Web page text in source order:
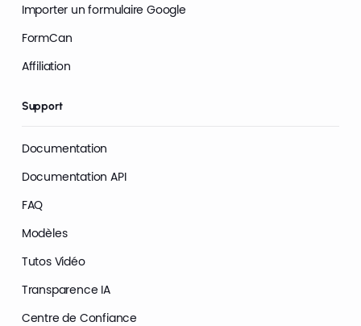
Importer un formulaire Google
FormCan
Affiliation
Support
Documentation
Documentation API
FAQ
Modèles
Tutos Vidéo
Transparence IA
Centre de Confiance